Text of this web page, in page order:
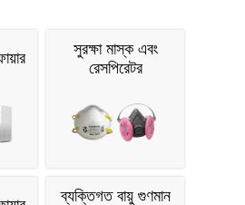
সুরক্ষা মাস্ক এবং
রেসপিরেটর
ব্যক্তিগত বায়ু গুণমান